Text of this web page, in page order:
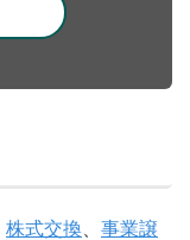
株式交換 事業譲